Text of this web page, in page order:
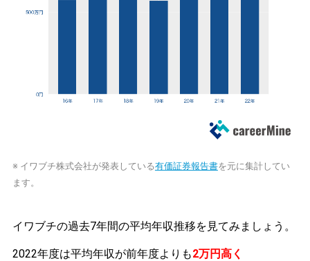
※ イワブチ株式会社が発表している有価証券報告書を元に集計してい
ます。
イワブチの過去7年間の平均年収推移を見てみましょう。
2022年度は平均年収が前年度よりも2万円高く